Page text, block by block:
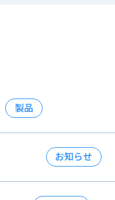
製品
お知らせ